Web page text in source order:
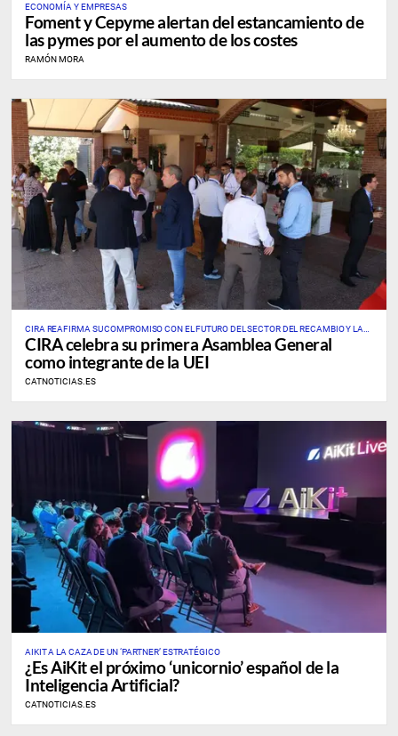
ECONOMÍA Y EMPRESAS
Foment y Cepyme alertan del estancamiento de
las pymes por el aumento de los costes
RAMÓN MORA
CIRA REAFIRMA SU COMPROMISO CON EL FUTURO DEL SECTOR DEL RECAMBIO Y LA
AUTOMOCIÓN
CIRA celebra su primera Asamblea General
como integrante de la UEI
CATNOTICIAS.ES
AIKIT A LA CAZA DE UN ‘PARTNER’ ESTRATÉGICO
¿Es AiKit el próximo ‘unicornio’ español de la
Inteligencia Artificial?
CATNOTICIAS.ES